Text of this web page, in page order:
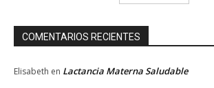
COMENTARIOS RECIENTES
Elisabeth en Lactancia Materna Saludable